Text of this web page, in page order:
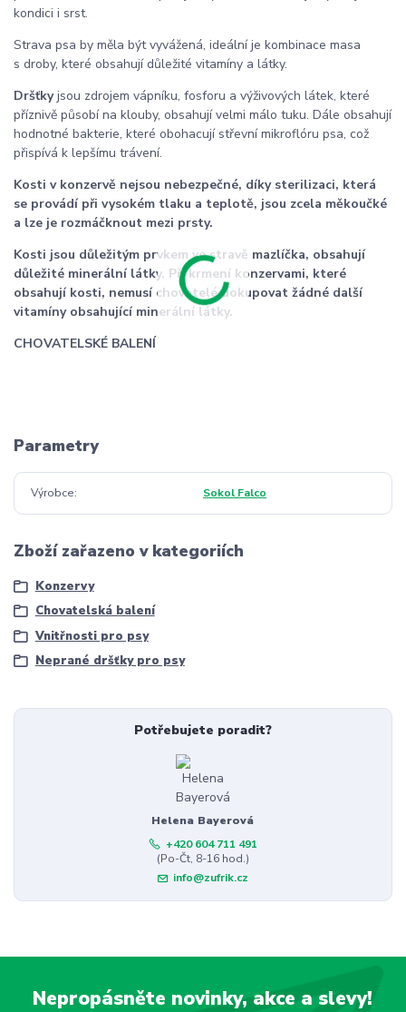
kondici i srst.
Strava psa by měla být vyvážená, ideální je kombinace masa
s droby, které obsahují důležité vitamíny a látky.
Dršťkyjsou zdrojem vápníku, fosforu a výživových látek, které
příznivě působí na klouby, obsahují velmi málo tuku. Dále obsahují
hodnotné bakterie, které obohacují střevní mikroflóru psa, což
přispívá k lepšímu trávení.
Kosti v konzervě nejsou nebezpečné, díky sterilizaci, která
se provádí při vysokém tlaku a teplotě, jsou zcela měkoučké
a lze je rozmáčknout mezi prsty.
Kosti jsou důležitým prvkem ve stravě mazlíčka, obsahují
důležité minerální látky. Při krmení konzervami, které
obsahují kosti, nemusí chovatelé dokupovat žádné další
vitamíny obsahující minerální látky.
CHOVATELSKÉ BALENÍ
Parametry
Výrobce Sokol Falco
Zboží zařazeno v kategoriích
Konzervy
Chovatelská balení
Vnitřnosti pro psy
Neprané dršťky pro psy
Potřebujete poradit?
Helena Bayerová
+420 604 711 491
(Po-Čt, 8-16 hod.)
info@zufrik.cz
Nepropásněte novinky, akce a slevy!